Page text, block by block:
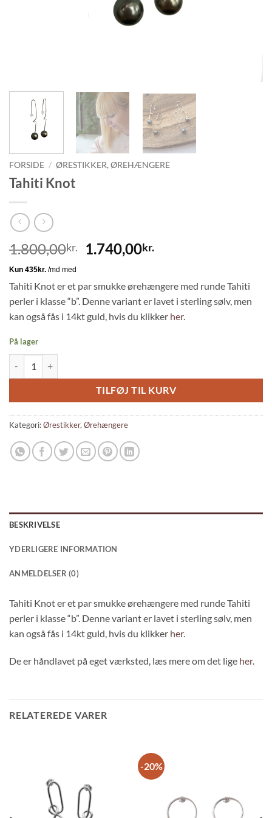
FORSIDE / ØRESTIKKER, ØREHÆNGERE
Tahiti Knot
1.800,00kr.
Den
oprindelige
var:
1.800,00kr..
1.740,00kr.Den
er:
1.740,00kr..
Tahiti Knot er et par smukke ørehængere med runde Tahiti
perler i klasse “b”. Denne variant er lavet i sterling sølv, men
kan også fås i 14kt guld, hvis du klikker her.
På lager
TILFØJ TIL KURV
Kategori:Ørestikker, Ørehængere
BESKRIVELSE
YDERLIGERE INFORMATION
ANMELDELSER (0)
Tahiti Knot er et par smukke ørehængere med runde Tahiti
perler i klasse “b”. Denne variant er lavet i sterling sølv, men
kan også fås i 14kt guld, hvis du klikker her.
De er håndlavet på eget værksted, læs mere om det lige her.
RELATEREDE VARER
-20%